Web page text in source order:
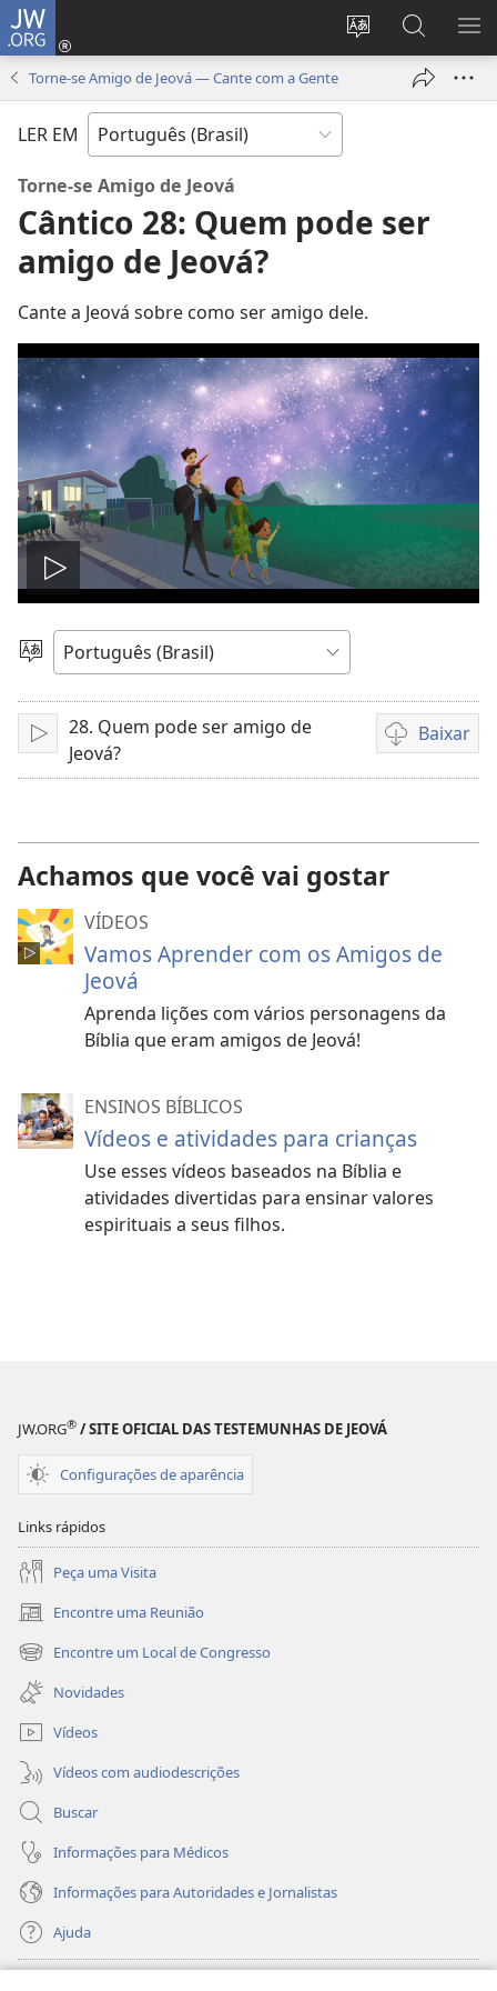
JW.ORG
Mudar
idioma
Log
janela)
Buscar
no
JW.ORG
Torne-se Amigo de Jeová — Cante com a Gente
LER EM
Torne-se Amigo de Jeová
Cântico 28: Quem pode ser
amigo de Jeová?
Cante a Jeová sobre como ser amigo dele.
Reproduzir
vídeo
Escolher
idioma
Reproduzir
28. Quem pode ser amigo de
Jeová?
Baixar
Opções
de
Achamos que você vai gostar
VÍDEOS
Vamos Aprender com os Amigos de
Jeová
Aprenda lições com vários personagens da
Bíblia que eram amigos de Jeová!
ENSINOS BÍBLICOS
Vídeos e atividades para crianças
Use esses vídeos baseados na Bíblia e
atividades divertidas para ensinar valores
espirituais a seus filhos.
JW.ORG® / SITE OFICIAL DAS TESTEMUNHAS DE JEOVÁ
Configurações de aparência
Links rápidos
Peça uma Visita
Encontre uma Reunião
(abre
nova
janela)
Encontre um Local de Congresso
(abre
nova
janela)
Novidades
Vídeos
Vídeos com audiodescrições
Buscar
Informações para Médicos
Informações para Autoridades e Jornalistas
Ajuda